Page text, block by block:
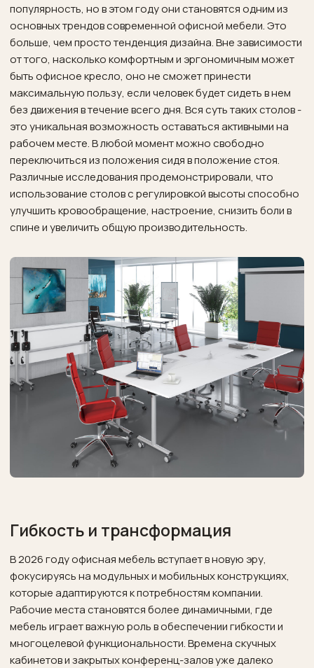
популярность, но в этом году они становятся одним из
основных трендов современной офисной мебели. Это
больше, чем просто тенденция дизайна. Вне зависимости
от того, насколько комфортным и эргономичным может
быть офисное кресло, оно не сможет принести
максимальную пользу, если человек будет сидеть в нем
без движения в течение всего дня. Вся суть таких столов -
это уникальная возможность оставаться активными на
рабочем месте. В любой момент можно свободно
переключиться из положения сидя в положение стоя.
Различные исследования продемонстрировали, что
использование столов с регулировкой высоты способно
улучшить кровообращение, настроение, снизить боли в
спине и увеличить общую производительность.
Гибкость и трансформация
В 2026 году офисная мебель вступает в новую эру,
фокусируясь на модульных и мобильных конструкциях,
которые адаптируются к потребностям компании.
Рабочие места становятся более динамичными, где
мебель играет важную роль в обеспечении гибкости и
многоцелевой функциональности. Времена скучных
кабинетов и закрытых конференц-залов уже далеко